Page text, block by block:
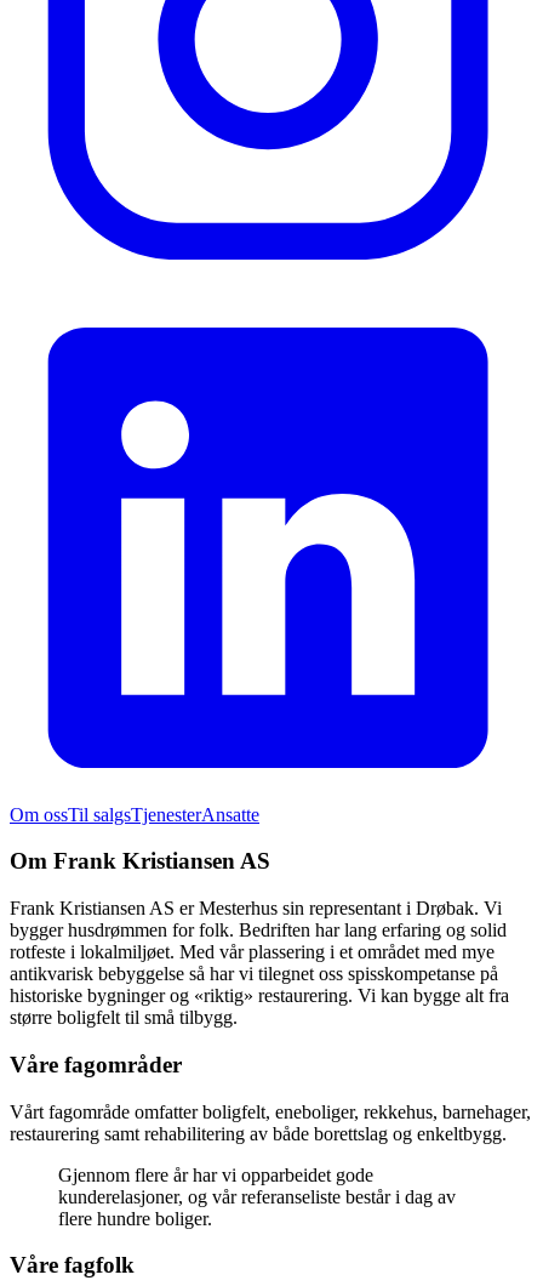
Om ossTil salgsTjenesterAnsatte
Om Frank Kristiansen AS
Frank Kristiansen AS er Mesterhus sin representant i Drøbak. Vi
bygger husdrømmen for folk. Bedriften har lang erfaring og solid
rotfeste i lokalmiljøet. Med vår plassering i et området med mye
antikvarisk bebyggelse så har vi tilegnet oss spisskompetanse på
historiske bygninger og «riktig» restaurering. Vi kan bygge alt fra
større boligfelt til små tilbygg.
Våre fagområder
Vårt fagområde omfatter boligfelt, eneboliger, rekkehus, barnehager,
restaurering samt rehabilitering av både borettslag og enkeltbygg.
Gjennom flere år har vi opparbeidet gode
kunderelasjoner, og vår referanseliste består i dag av
flere hundre boliger.
Våre fagfolk